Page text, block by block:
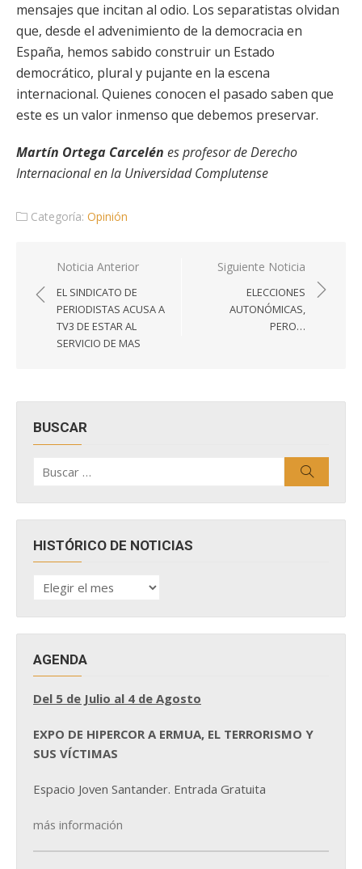
mensajes que incitan al odio. Los separatistas olvidan
que, desde el advenimiento de la democracia en
España, hemos sabido construir un Estado
democrático, plural y pujante en la escena
internacional. Quienes conocen el pasado saben que
este es un valor inmenso que debemos preservar.
Martín Ortega Carcelén es profesor de Derecho
Internacional en la Universidad Complutense
Categoría: Opinión
Navegación
de
entradas
Noticia Anterior
EL SINDICATO DE
PERIODISTAS ACUSA A
TV3 DE ESTAR AL
SERVICIO DE MAS
Siguiente Noticia
ELECCIONES
AUTONÓMICAS,
PERO…
BUSCAR
por:
HISTÓRICO DE NOTICIAS
HISTÓRICO
DE
AGENDA
Del 5 de Julio al 4 de Agosto
EXPO DE HIPERCOR A ERMUA, EL TERRORISMO Y
SUS VÍCTIMAS
Espacio Joven Santander. Entrada Gratuita
más información